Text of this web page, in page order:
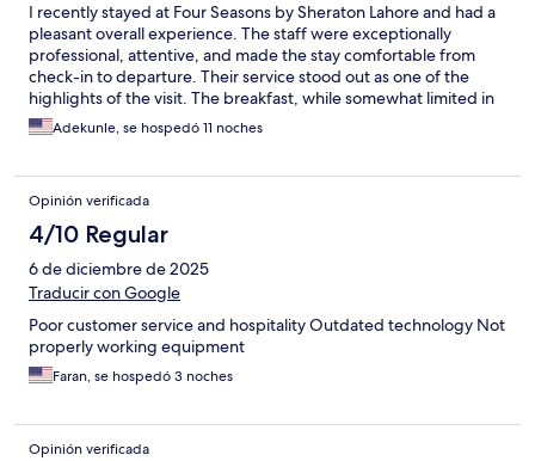
I recently stayed at Four Seasons by Sheraton Lahore and had a
pleasant overall experience. The staff were exceptionally
professional, attentive, and made the stay comfortable from
check-in to departure. Their service stood out as one of the
highlights of the visit. The breakfast, while somewhat limited in
variety, was well-prepared and enjoyable. Quality definitely
made up for the smaller selection. The building itself is on the
positively on the management’s upkeep standards. Security was
also very reassuring throughout my stay. I felt safe at all times,
which is especially important when traveling. I also appreciate
that they provided a shuttle to pick me up and return me to the
airport promptly. Overall, it’s a solid choice for anyone visiting
Lahore, particularly if you value good service and a secure
Adekunle, se hospedó 11 noches
Opinión verificada
4/10 Regular
6 de diciembre de 2025
Traducir con Google
Poor customer service and hospitality Outdated technology Not
properly working equipment
Faran, se hospedó 3 noches
Opinión verificada